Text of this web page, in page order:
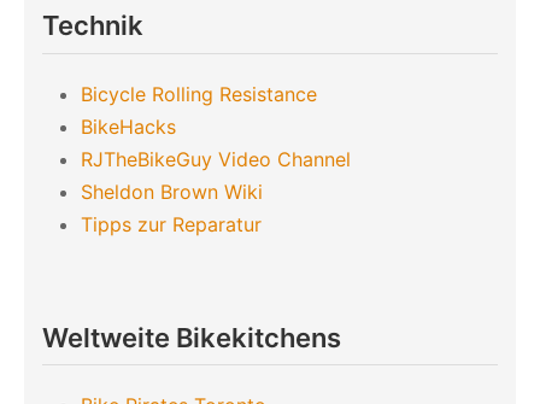
Technik
Bicycle Rolling Resistance
BikeHacks
RJTheBikeGuy Video Channel
Sheldon Brown Wiki
Tipps zur Reparatur
Weltweite Bikekitchens